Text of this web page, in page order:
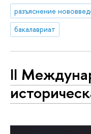
разъяснение
бакалавриат
II